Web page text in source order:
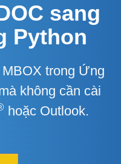
sang
Python
trong Ứng
không cần cài
hoặc Outlook.